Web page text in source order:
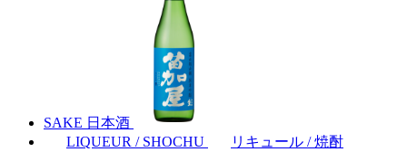
SAKE 日本酒
LIQUEUR / SHOCHU
リキュール / 焼酎